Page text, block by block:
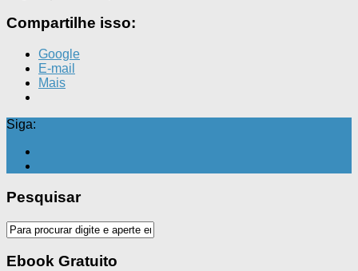
Compartilhe isso:
Google
E-mail
Mais
Siga:
Pesquisar
Ebook Gratuito